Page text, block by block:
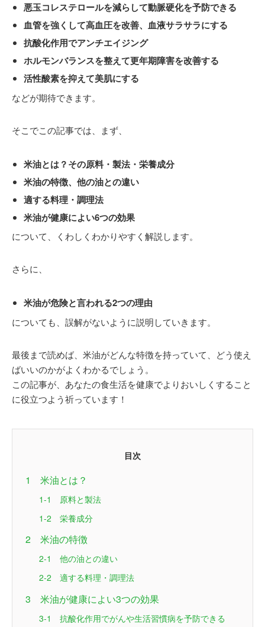
悪玉コレステロールを減らして動脈硬化を予防できる
血管を強くして高血圧を改善、血液サラサラにする
抗酸化作用でアンチエイジング
ホルモンバランスを整えて更年期障害を改善する
活性酸素を抑えて美肌にする
などが期待できます。
そこでこの記事では、まず、
米油とは？その原料・製法・栄養成分
米油の特徴、他の油との違い
適する料理・調理法
米油が健康によい6つの効果
について、くわしくわかりやすく解説します。
さらに、
米油が危険と言われる2つの理由
についても、誤解がないように説明していきます。
最後まで読めば、米油がどんな特徴を持っていて、どう使え
ばいいのかがよくわかるでしょう。
この記事が、あなたの食生活を健康でよりおいしくすること
に役立つよう祈っています！
目次
1 米油とは？
1-1 原料と製法
1-2 栄養成分
2 米油の特徴
2-1 他の油との違い
2-2 適する料理・調理法
3 米油が健康によい3つの効果
3-1 抗酸化作用でがんや生活習慣病を予防できる